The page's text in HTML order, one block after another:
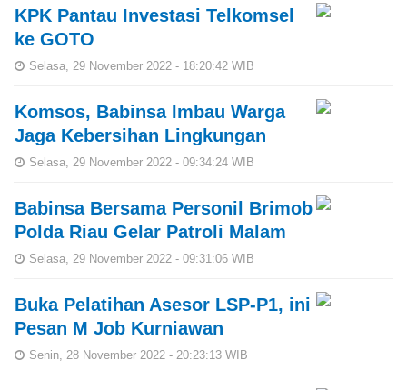
KPK Pantau Investasi Telkomsel
ke GOTO
Selasa, 29 November 2022 - 18:20:42 WIB
Komsos, Babinsa Imbau Warga
Jaga Kebersihan Lingkungan
Selasa, 29 November 2022 - 09:34:24 WIB
Babinsa Bersama Personil Brimob
Polda Riau Gelar Patroli Malam
Selasa, 29 November 2022 - 09:31:06 WIB
Buka Pelatihan Asesor LSP-P1, ini
Pesan M Job Kurniawan
Senin, 28 November 2022 - 20:23:13 WIB